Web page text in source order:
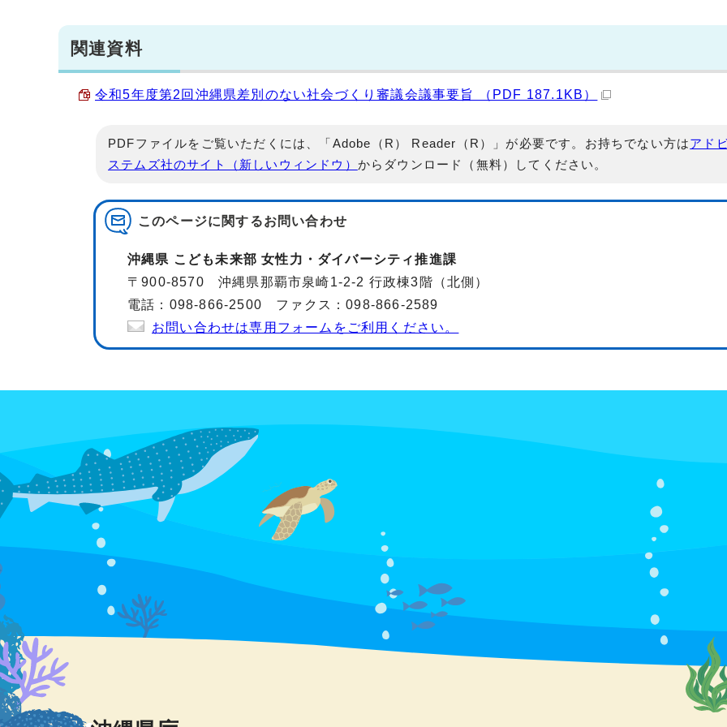
関連資料
令和5年度第2回沖縄県差別のない社会づくり審議会議事要旨 （PDF 187.1KB）
PDFファイルをご覧いただくには、「Adobe（R） Reader（R）」が必要です。お持ちでない方はアド
ステムズ社のサイト（新しいウィンドウ） からダウンロード（無料）してください。
このページに関するお問い合わせ
沖縄県 こども未来部 女性力・ダイバーシティ推進課
〒900-8570 沖縄県那覇市泉崎1-2-2 行政棟3階（北側）
電話：098-866-2500 ファクス：098-866-2589
お問い合わせは専用フォームをご利用ください。